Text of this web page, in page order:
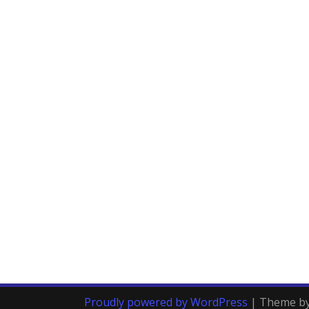
Proudly powered by WordPress | Theme